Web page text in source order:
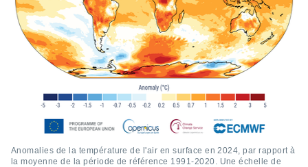
des
des
de
Anomalies de la température de l'air en surface en 2024, par rapport à
la moyenne de la période de référence 1991-2020. Une échelle de